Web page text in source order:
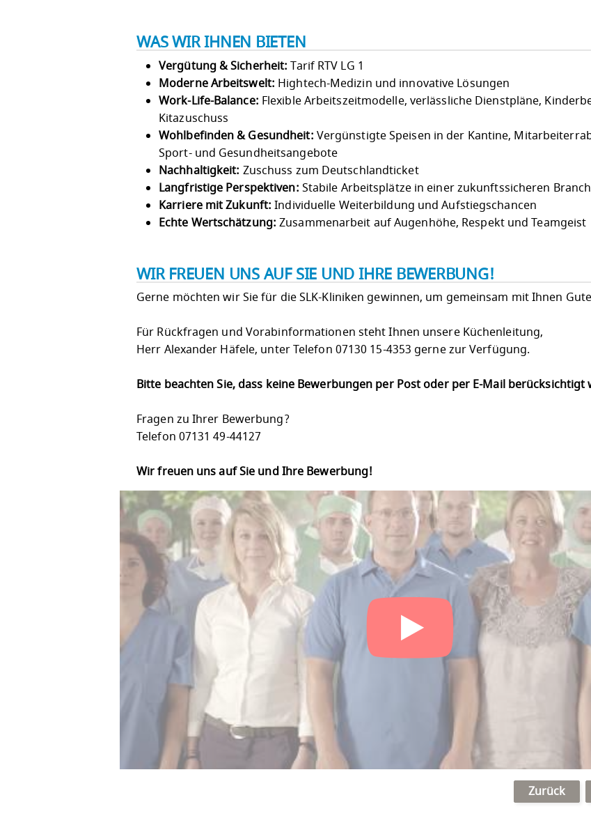
WAS WIR IHNEN BIETEN
Vergütung & Sicherheit: Tarif RTV LG 1
Moderne Arbeitswelt: Hightech-Medizin und innovative Lösungen
Work-Life-Balance: Flexible Arbeitszeitmodelle, verlässliche Dienstpläne,
Kitazuschuss
Wohlbefinden & Gesundheit: Vergünstigte Speisen in der Kantine,
Sport- und Gesundheitsangebote
Nachhaltigkeit: Zuschuss zum Deutschlandticket
Langfristige Perspektiven: Stabile Arbeitsplätze in einer zukunftssicheren
Karriere mit Zukunft: Individuelle Weiterbildung und Aufstiegschancen
Echte Wertschätzung: Zusammenarbeit auf Augenhöhe, Respekt und Teamgeist
WIR FREUEN UNS AUF SIE UND IHRE BEWERBUNG!
Gerne möchten wir Sie für die SLK-Kliniken gewinnen, um gemeinsam mit Ihnen
Für Rückfragen und Vorabinformationen steht Ihnen unsere Küchenleitung,
Herr Alexander Häfele, unter Telefon 07130 15-4353 gerne zur Verfügung.
Bitte beachten Sie, dass keine Bewerbungen per Post oder per E-Mail
Fragen zu Ihrer Bewerbung?
Telefon 07131 49-44127
Wir freuen uns auf Sie und Ihre Bewerbung!
Zurück